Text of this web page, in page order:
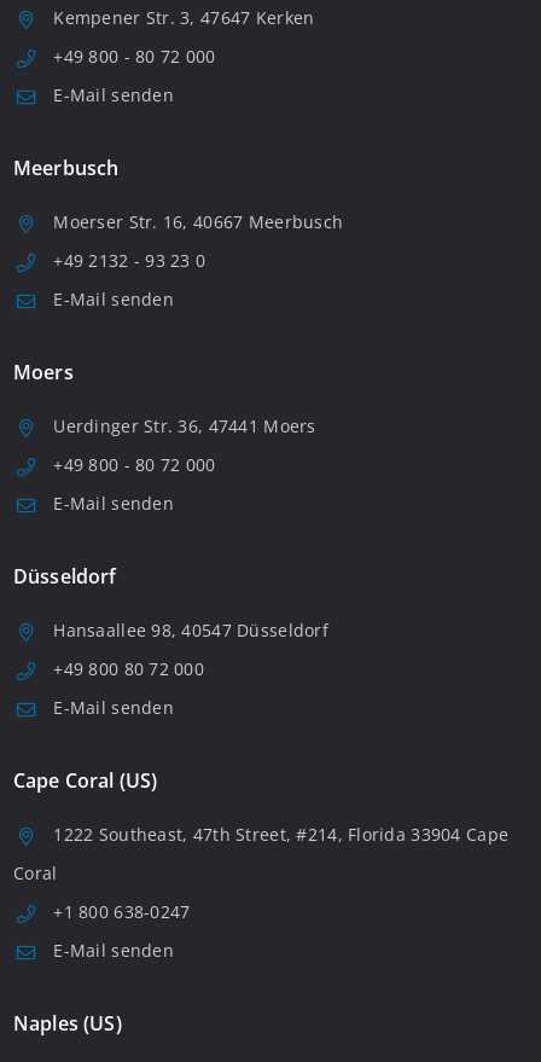
Kempener Str. 3, 47647 Kerken
+49 800 - 80 72 000
E-Mail senden
Meerbusch
Moerser Str. 16, 40667 Meerbusch
+49 2132 - 93 23 0
E-Mail senden
Moers
Uerdinger Str. 36, 47441 Moers
+49 800 - 80 72 000
E-Mail senden
Düsseldorf
Hansaallee 98, 40547 Düsseldorf
+49 800 80 72 000
E-Mail senden
Cape Coral (US)
1222 Southeast, 47th Street, #214, Florida 33904 Cape
Coral
+1 800 638-0247
E-Mail senden
Naples (US)